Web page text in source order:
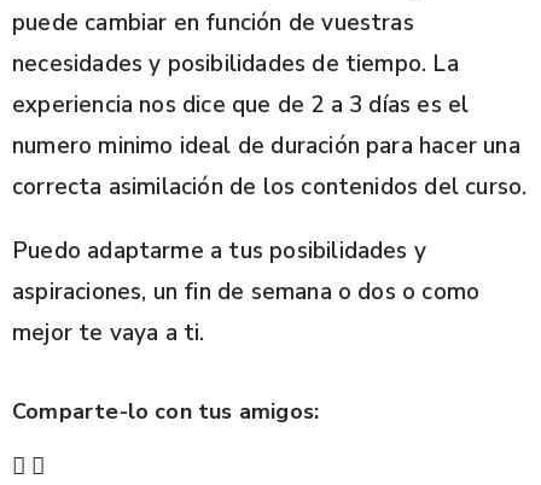
puede cambiar en función de vuestras
necesidades y posibilidades de tiempo. La
experiencia nos dice que de 2 a 3 días es el
numero minimo ideal de duración para hacer una
correcta asimilación de los contenidos del curso.
Puedo adaptarme a tus posibilidades y
aspiraciones, un fin de semana o dos o como
mejor te vaya a ti.
Comparte-lo con tus amigos: